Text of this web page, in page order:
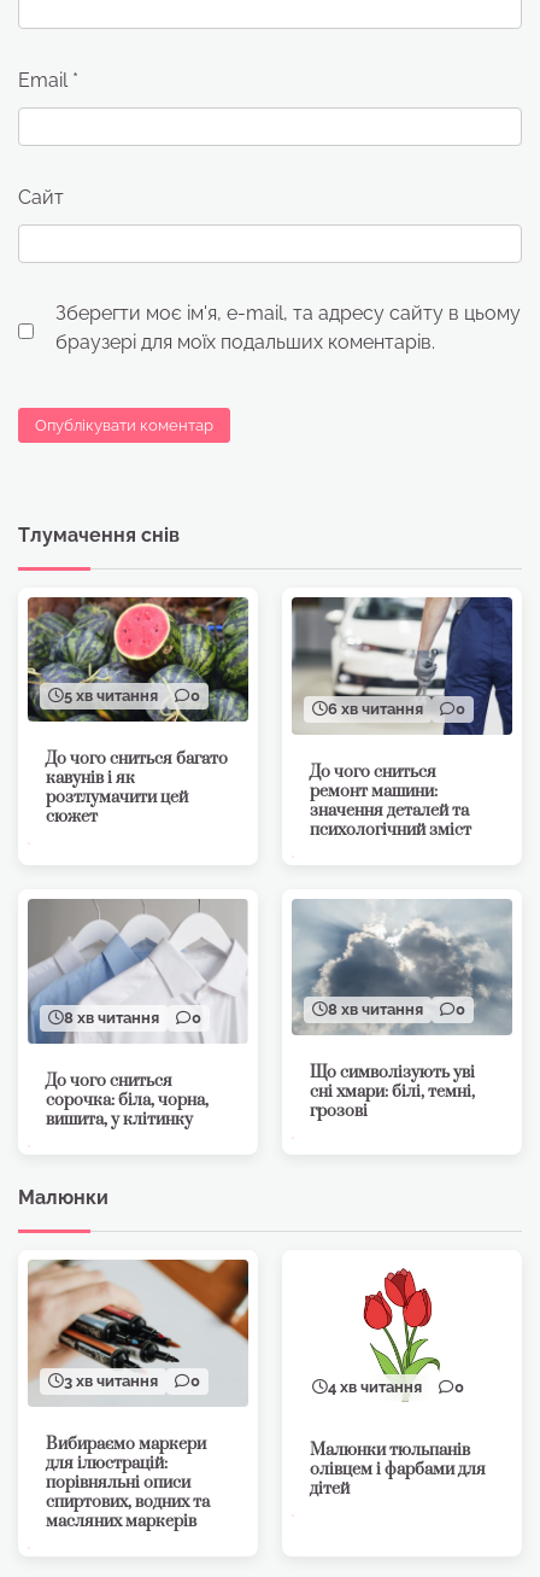
Email *
Сайт
Зберегти моє ім'я, e-mail, та адресу сайту в цьому
браузері для моїх подальших коментарів.
Тлумачення снів
5 хв читання 0
До чого сниться багато
кавунів і як
розтлумачити цей
сюжет
6 хв читання 0
До чого сниться
ремонт машини:
значення деталей та
психологічний зміст
8 хв читання 0
До чого сниться
сорочка: біла, чорна,
вишита, у клітинку
8 хв читання 0
Що символізують уві
сні хмари: білі, темні,
грозові
Малюнки
3 хв читання 0
Вибираємо маркери
для ілюстрацій:
порівняльні описи
спиртових, водних та
масляних маркерів
4 хв читання 0
Малюнки тюльпанів
олівцем і фарбами для
дітей